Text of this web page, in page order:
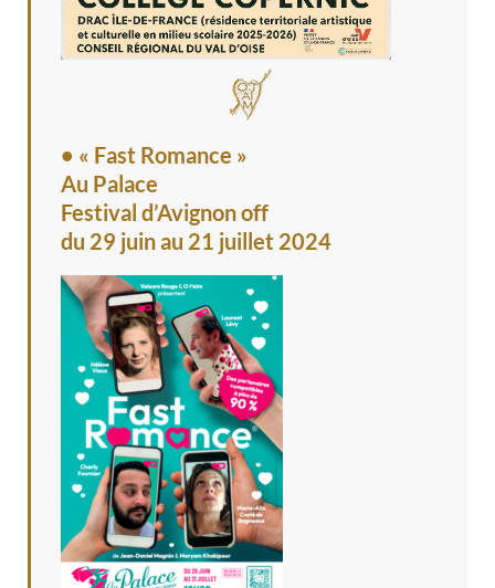
• « Fast Romance »
Au Palace
Festival d’Avignon off
du 29 juin au 21 juillet 2024